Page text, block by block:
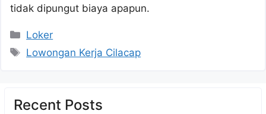
tidak dipungut biaya apapun.
Kategori
Loker
Tag
Lowongan Kerja Cilacap
Recent Posts